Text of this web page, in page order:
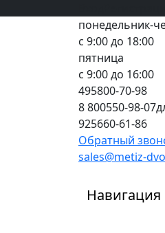
понедельник-
с 9:00 до 18:00
пятница
с 9:00 до 16:00
495800-70-98
8 800550-98-07
925660-61-86
Обратный
sales@metiz-
Навигация